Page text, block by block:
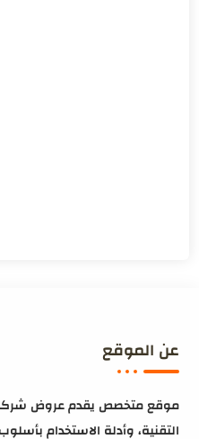
عن الموقع
موقع متخصص يقدم عروض شركات
التقنية، وأدلة الاستخدام